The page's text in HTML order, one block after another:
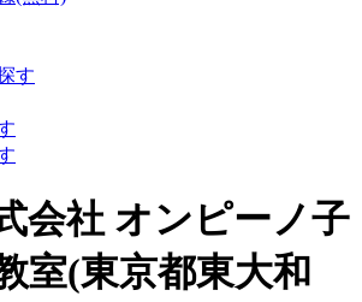
す
会社 オンピーノ子
室(東京都東大和